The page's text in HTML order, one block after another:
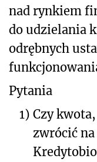
nad rynkiem
do udzielania
odrębnych
Pytania
1) Czy
zwrócić na